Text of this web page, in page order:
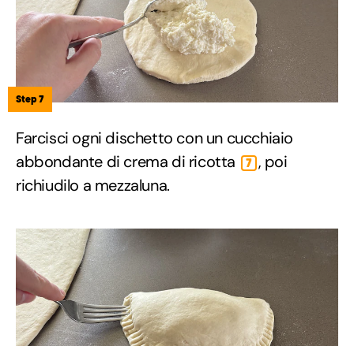
Step 7
Farcisci ogni dischetto con un cucchiaio
abbondante di crema di ricotta
7 , poi
richiudilo a mezzaluna.